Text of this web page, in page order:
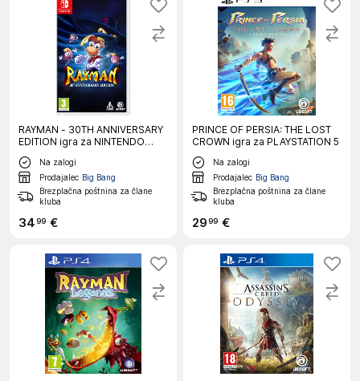
RAYMAN - 30TH ANNIVERSARY
EDITION igra za NINTENDO
SWITCH
Na zalogi
Prodajalec Big Bang
Brezplačna poštnina za člane
kluba
3499 €
PRINCE OF PERSIA: THE LOST
CROWN igra za PLAYSTATION 5
Na zalogi
Prodajalec Big Bang
Brezplačna poštnina za člane
kluba
2999 €